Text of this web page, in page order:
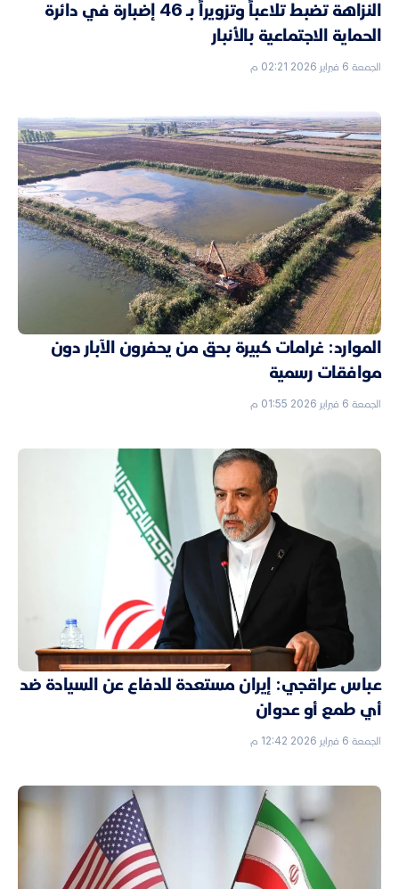
النزاهة تضبط تلاعباً وتزويراً بـ 46 إضبارة في دائرة
الحماية الاجتماعية بالأنبار
الجمعة 6 فبراير 2026 02:21 م
الموارد: غرامات كبيرة بحق من يحفرون الآبار دون
موافقات رسمية
الجمعة 6 فبراير 2026 01:55 م
عباس عراقجي: إيران مستعدة للدفاع عن السيادة ضد
أي طمع أو عدوان
الجمعة 6 فبراير 2026 12:42 م